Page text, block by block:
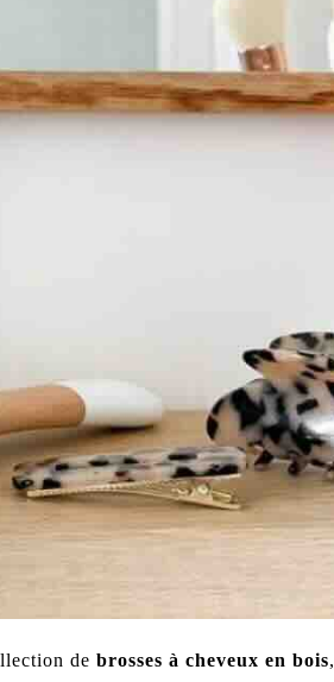
de brosses à cheveux en bois,